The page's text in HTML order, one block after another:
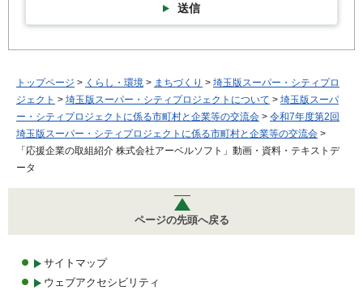
送信
トップページ > くらし・環境 > まちづくり > 埼玉版スーパー・シティプロ
ジェクト > 埼玉版スーパー・シティプロジェクトについて > 埼玉版スーパ
ー・シティプロジェクトに係る市町村と企業等の交流会 > 令和7年度第2回
埼玉版スーパー・シティプロジェクトに係る市町村と企業等の交流会 >
「応援企業の取組紹介 株式会社アーベルソフト」動画・資料・テキストデ
ータ
ページの先頭へ戻る
サイトマップ
ウェブアクセシビリティ